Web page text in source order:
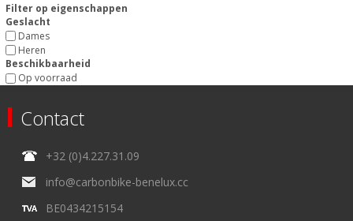
Filter op eigenschappen
Geslacht
Dames
Heren
Beschikbaarheid
Op voorraad
Contact
+32 (0)4.227.31.09
info@carbonbike-benelux.cc
BE0434215154